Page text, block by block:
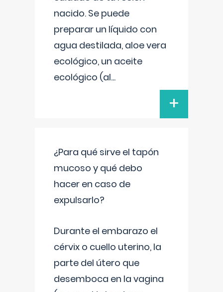
nacido. Se puede
preparar un líquido con
agua destilada, aloe vera
ecológico, un aceite
ecológico (al...
+
¿Para qué sirve el tapón
mucoso y qué debo
hacer en caso de
expulsarlo?
Durante el embarazo el
cérvix o cuello uterino, la
parte del útero que
desemboca en la vagina